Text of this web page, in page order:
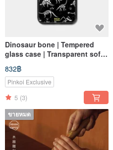
Dinosaur bone | Tempered
glass case | Transparent soft
case | Mobile phone case
832฿
Pinkoi Exclusive
5 (3)
ขายหมด